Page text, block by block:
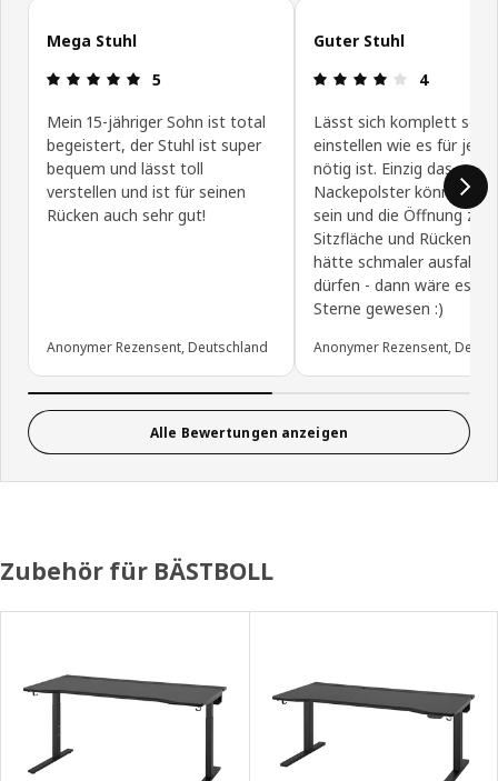
Kundenbewertungen überspringen
Mega Stuhl
Produktbewertung: 5 von 5 Sterne
5
Mein 15-jähriger Sohn ist total
begeistert, der Stuhl ist super
bequem und lässt toll
verstellen und ist für seinen
Rücken auch sehr gut!
Anonymer Rezensent, Deutschland
Guter Stuhl
4
Lässt sich komplett so
einstellen wie es für
nötig ist. Einzig das
Nackepolster könnte
sein und die Öffnung
Sitzfläche und
hätte schmaler ausfallen
dürfen - dann wäre es
Sterne gewesen :)
Anonymer Rezensent,
Alle Bewertungen anzeigen
Zubehör für BÄSTBOLL